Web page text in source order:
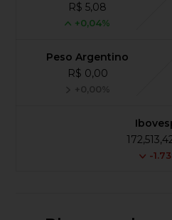
R$ 5,08
+0,04%
Peso Argentino
R$ 0,00
+0,00%
-